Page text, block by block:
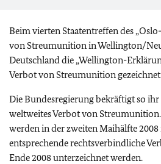
Beim vierten Staatentreffen des
von Streumunition in Wellington/
Deutschland die „Wellington-
Verbot von Streumunition
Die Bundesregierung bekräftigt so
weltweites Verbot von
werden in der zweiten Maihälfte
entsprechende rechtsverbindliche
Ende 2008 unterzeichnet werden.